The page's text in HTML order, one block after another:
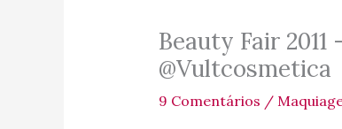
Beauty Fair
@Vultcosmetica
9 Comentários /